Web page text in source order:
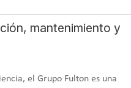
mantenimiento y
el Grupo Fulton es una